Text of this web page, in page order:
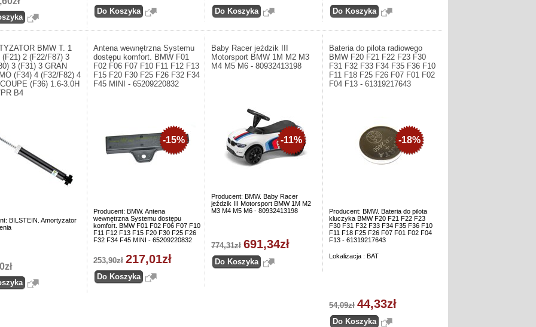
BMW T. 1
(F21) 2 (F22/F87) 3
3 (F31) 3 GRAN
(F34) 4 (F32/F82) 4
(F36) 1.6-3.0H
B4
BILSTEIN. Amortyzator
Antena wewnętrzna Systemu
dostępu komfort. BMW F01
F02 F06 F07 F10 F11 F12 F13
F15 F20 F30 F25 F26 F32 F34
F45 MINI - 65209220832
Producent: BMW. Antena
wewnętrzna Systemu dostępu
komfort. BMW F01 F02 F06 F07 F10
F11 F12 F13 F15 F20 F30 F25 F26
F32 F34 F45 MINI - 65209220832
-15%
253,90zł 217,01zł
Baby Racer jeździk III
Motorsport BMW 1M M2 M3
M4 M5 M6 - 80932413198
Producent: BMW. Baby Racer
jeździk III Motorsport BMW 1M M2
M3 M4 M5 M6 - 80932413198
-11%
774,31zł 691,34zł
Bateria do pilota radiowego
BMW F20 F21 F22 F23 F30
F31 F32 F33 F34 F35 F36 F10
F11 F18 F25 F26 F07 F01 F02
F04 F13 - 61319217643
Producent: BMW. Bateria do pilota
kluczyka BMW F20 F21 F22 F23
F30 F31 F32 F33 F34 F35 F36 F10
F11 F18 F25 F26 F07 F01 F02 F04
F13 - 61319217643
Lokalizacja : BAT
-18%
54,09zł 44,33zł